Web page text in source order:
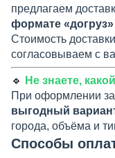
предлагаем
формате «догруз»
Стоимость
согласовываем с
🔹
Не знаете,
При оформлении
выгодный
города, объёма и
Способы